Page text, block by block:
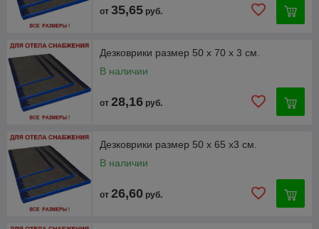
от 35,65 руб.
Дезковрики размер 50 х 70 х 3 см.
В наличии
от 28,16 руб.
Дезковрики размер 50 х 65 х3 см.
В наличии
от 26,60 руб.